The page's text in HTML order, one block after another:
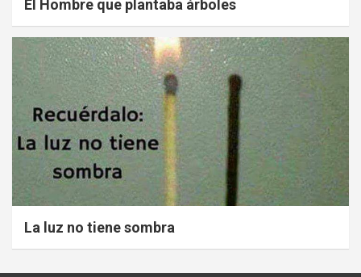
El Hombre que plantaba árboles
La luz no tiene sombra